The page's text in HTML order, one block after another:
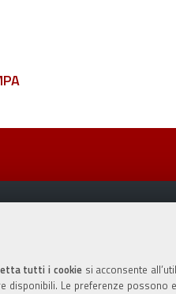
tutti i cookiesi acconsente
Le preferenze possono